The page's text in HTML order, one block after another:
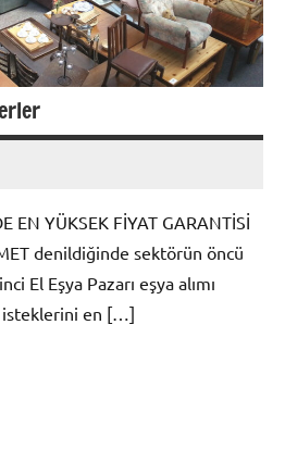
EN YÜKSEK FİYAT GARANTİSİ
denildiğinde sektörün öncü
El Eşya Pazarı eşya alımı
isteklerini en […]